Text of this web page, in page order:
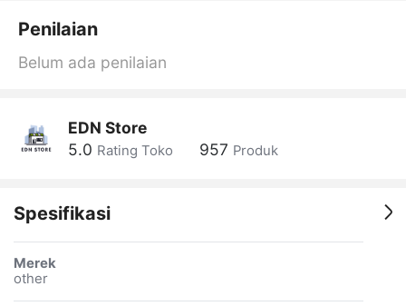
Penilaian
Belum ada penilaian
EDN Store
5.0 Rating Toko 957 Produk
Spesifikasi
Merek
other